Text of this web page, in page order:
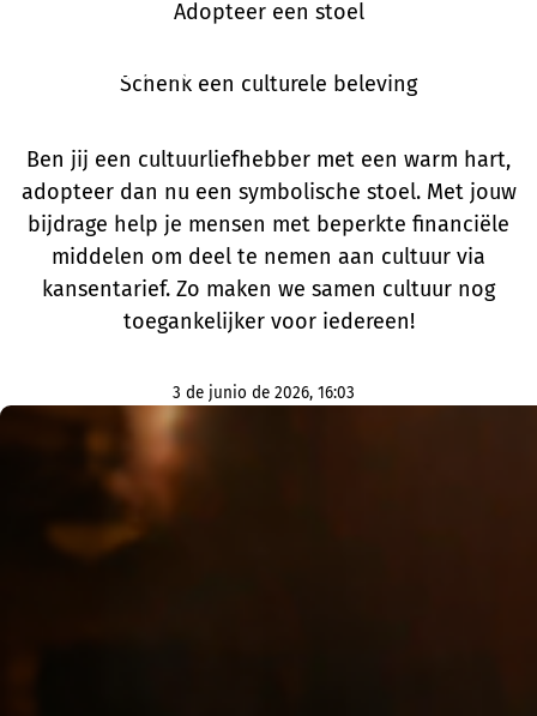
Adopteer een stoel
Schenk een culturele beleving
Ben jij een cultuurliefhebber met een warm hart,
adopteer dan nu een symbolische stoel. Met jouw
bijdrage help je mensen met beperkte financiële
middelen om deel te nemen aan cultuur via
kansentarief. Zo maken we samen cultuur nog
toegankelijker voor iedereen!
3 de junio de 2026, 16:03